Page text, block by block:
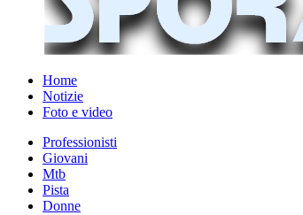
Home
Notizie
Foto e video
Professionisti
Giovani
Mtb
Pista
Donne